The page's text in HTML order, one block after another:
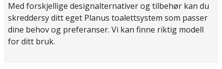
Med forskjellige designalternativer og tilbehør kan du
skreddersy ditt eget Planus toalettsystem som passer
dine behov og preferanser. Vi kan finne riktig modell
for ditt bruk.